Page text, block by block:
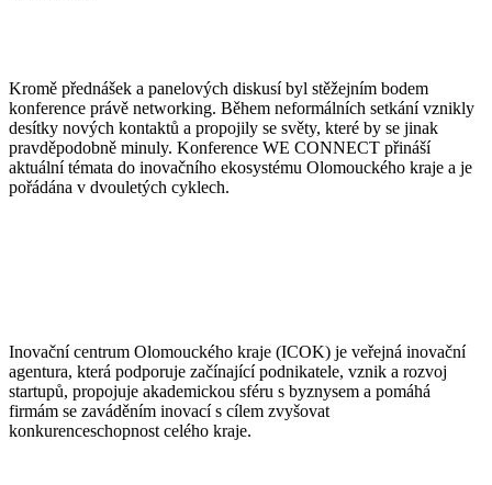
Kromě přednášek a panelových diskusí byl stěžejním bodem
konference právě networking. Během neformálních setkání vznikly
desítky nových kontaktů a propojily se světy, které by se jinak
pravděpodobně minuly. Konference WE CONNECT přináší
aktuální témata do inovačního ekosystému Olomouckého kraje a je
pořádána v dvouletých cyklech.
Inovační centrum Olomouckého kraje (ICOK) je veřejná inovační
agentura, která podporuje začínající podnikatele, vznik a rozvoj
startupů, propojuje akademickou sféru s byznysem a pomáhá
firmám se zaváděním inovací s cílem zvyšovat
konkurenceschopnost celého kraje.